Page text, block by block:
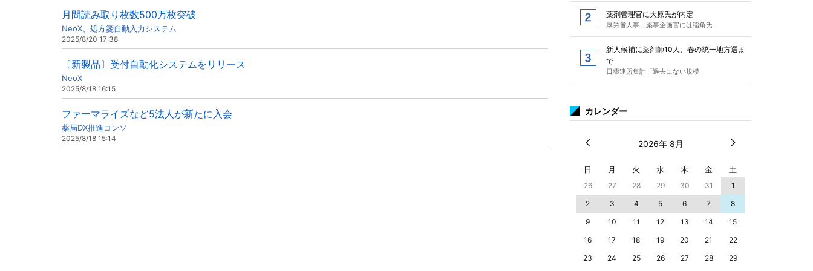
月間読み取り枚数500万枚突破
NeoX、処方箋自動入力システム
2025/8/20 17:38
〔新製品〕受付自動化システムをリリース
NeoX
2025/8/18 16:15
ファーマライズなど5法人が新たに入会
薬局DX推進コンソ
2025/8/18 15:14
薬剤管理官に大原氏が内定
厚労省人事、薬事企画官には稲角氏
新人候補に薬剤師10人、春の統一地方選ま
で
日薬連盟集計「過去にない規模」
カレンダー
2026年 8月
日 月 火 水 木 金 土
26 27 28 29 30 31
1
2
3 4 5 6 7
8
9
10 11 12 13 14
15
16
17 18 19 20 21
22
23
24 25 26 27 28
29